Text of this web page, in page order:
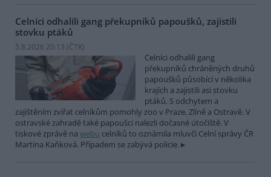
Celníci odhalili gang překupníků papoušků, zajistili
stovku ptáků
5.8.2026 20:13 (ČTK)
Celníci odhalili gang
překupníků chráněných druhů
papoušků působící v několika
krajích a zajistili asi stovku
ptáků. S odchytem a
zajištěním zvířat celníkům pomohly zoo v Praze, Zlíně a Ostravě. V
ostravské zahradě také papoušci nalezli dočasné útočiště. V
tiskové zprávě na webu celníků to oznámila mluvčí Celní správy ČR
Martina Kaňková. Případem se zabývá policie.